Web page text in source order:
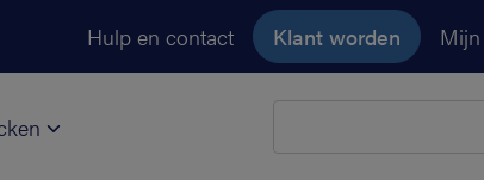
Hulp en contact Klant worden